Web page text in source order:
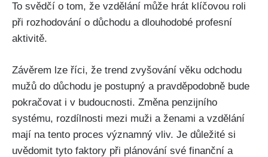
To svědčí o tom, že vzdělání může hrát klíčovou roli
při rozhodování o důchodu a dlouhodobé profesní
aktivitě.
Závěrem lze říci, že trend zvyšování věku odchodu
mužů do důchodu je postupný a pravděpodobně bude
pokračovat i v budoucnosti. Změna penzijního
systému, rozdílnosti mezi muži a ženami a vzdělání
mají na tento proces významný vliv. Je důležité si
uvědomit tyto faktory při plánování své finanční a